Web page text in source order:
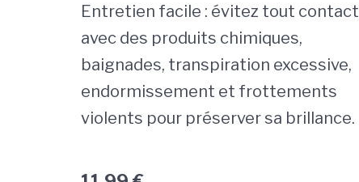
Entretien facile : évitez tout contact
avec des produits chimiques,
baignades, transpiration excessive,
endormissement et frottements
violents pour préserver sa brillance.